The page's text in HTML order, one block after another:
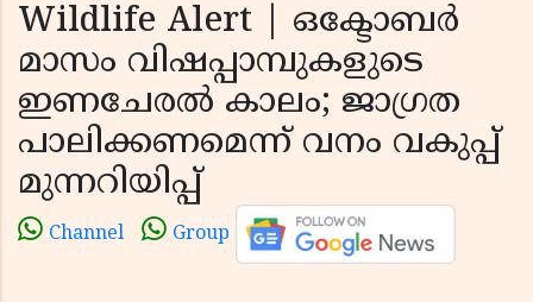
Wildlife Alert | ഒക്ടോബർ
മാസം വിഷപ്പാമ്പുകളുടെ
ഇണചേരൽ കാലം; ജാഗ്രത
പാലിക്കണമെന്ന് വനം വകുപ്പ്
മുന്നറിയിപ്പ്
Channel Group